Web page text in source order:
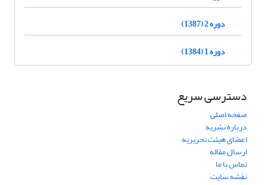
دوره 2 (1387)
دوره 1 (1384)
دسترسی سریع
صفحه اصلی
درباره نشریه
اعضای هیئت تحریریه
ارسال مقاله
تماس با ما
نقشه سایت